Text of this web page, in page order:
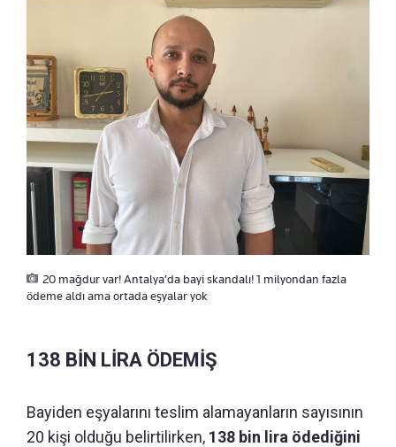
20 mağdur var! Antalya’da bayi skandalı! 1 milyondan fazla
ödeme aldı ama ortada eşyalar yok
138 BİN LİRA ÖDEMİŞ
Bayiden eşyalarını teslim alamayanların sayısının
20 kişi olduğu belirtilirken, 138 bin lira ödediğini